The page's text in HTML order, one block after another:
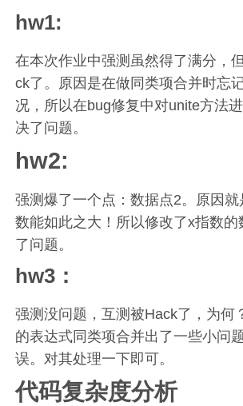
hw1:
在本次作业中强测虽然得了满分，
ck了。原因是在做同类项合并时忘
况，所以在bug修复中对unite方法
决了问题。
hw2:
强测爆了一个点：数据点2。原因
数能如此之大！所以修改了x指数
了问题。
hw3：
强测没问题，互测被Hack了，为何
的表达式同类项合并出了一些小问
误。对其处理一下即可。
代码复杂度分析